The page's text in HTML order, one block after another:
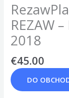
REZAW
2018
€45.00
DO